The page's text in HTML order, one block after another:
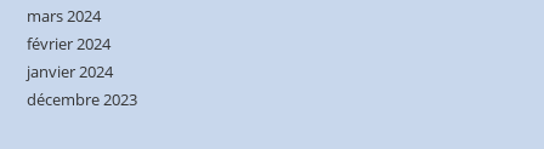
mars 2024
février 2024
janvier 2024
décembre 2023